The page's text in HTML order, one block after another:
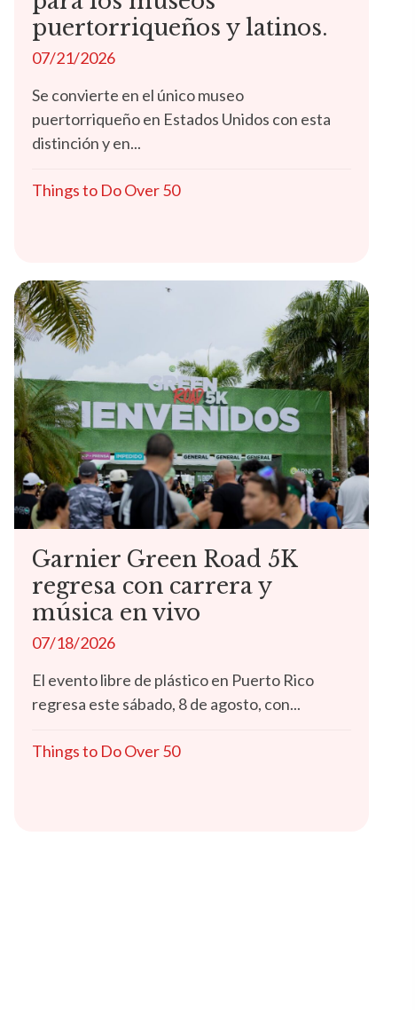
puertorriqueños y latinos.
07/21/2026
Se convierte en el único museo
puertorriqueño en Estados Unidos con esta
distinción y en...
Things to Do Over 50
Garnier Green Road 5K
regresa con carrera y
música en vivo
07/18/2026
El evento libre de plástico en Puerto Rico
regresa este sábado, 8 de agosto, con...
Things to Do Over 50